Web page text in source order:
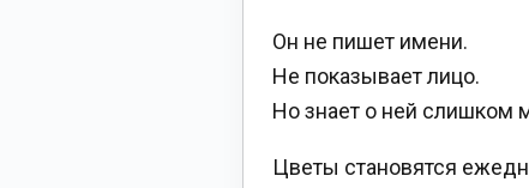
Он не пишет имени.
Не показывает лицо.
Но знает о ней слишком
Цветы становятся